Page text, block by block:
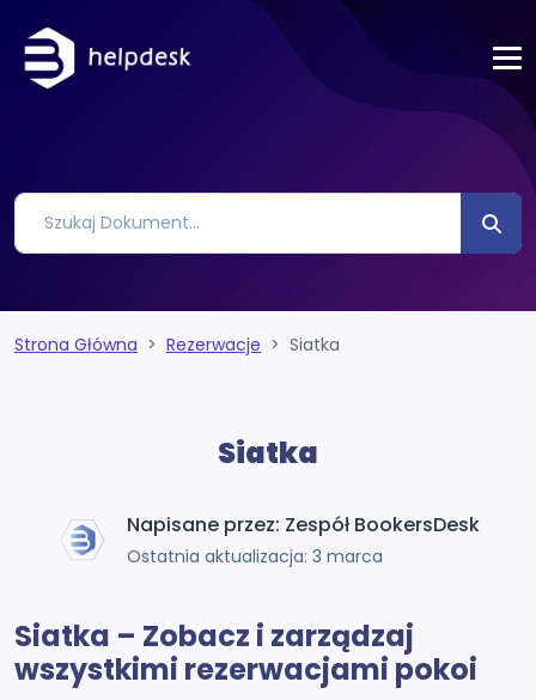
Strona Główna Rezerwacje Siatka
Siatka
Napisane przez: Zespół BookersDesk
Ostatnia aktualizacja: 3 marca
Siatka – Zobacz i zarządzaj
wszystkimi rezerwacjami pokoi